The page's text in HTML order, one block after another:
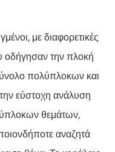
με διαφορετικές
οδήγησαν την πλοκή
πολύπλοκων και
εύστοχη ανάλυση
θεμάτων,
αναζητά